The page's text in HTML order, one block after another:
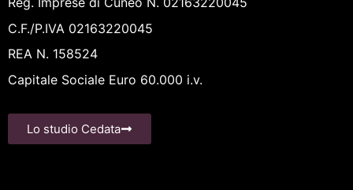
C.F./P.IVA 02163220045
REA N. 158524
Capitale Sociale Euro 60.000 i.v.
Lo studio Cedata